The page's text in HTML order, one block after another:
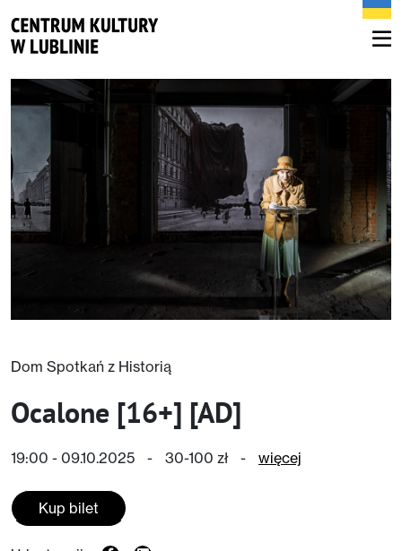
Dom Spotkań z Historią
Ocalone [16+] [AD]
19:00 - 09.10.2025 - 30-100 zł - więcej
Kup bilet